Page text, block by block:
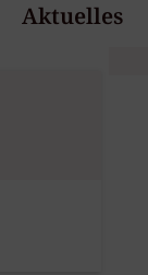
Aktuelles